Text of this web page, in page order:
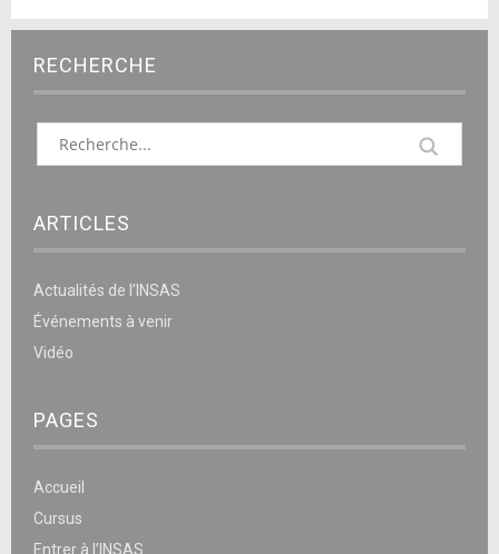
RECHERCHE
ARTICLES
Actualités de l’INSAS
Événements à venir
Vidéo
PAGES
Accueil
Cursus
Entrer à l’INSAS